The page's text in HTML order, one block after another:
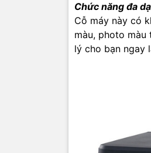
Chức năng đa
Cỗ máy này có
màu, photo màu
lý cho bạn ngay